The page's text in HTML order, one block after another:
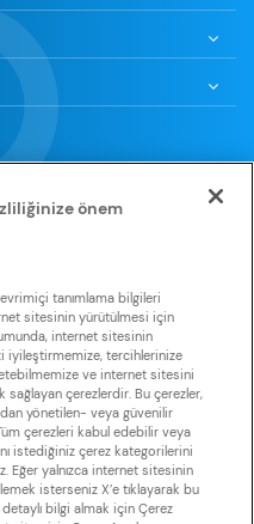
Huawei
Store
metin, grafik görselleri ve
tutmaktadır. Sisal Şans’ın
önem
tanımlama bilgileri
sitesinin yürütülmesi için
internet sitesinin
iyileştirmemize, tercihlerinize
ve internet sitesini
çerezlerdir. Bu çerezler,
yönetilen- veya güvenilir
çerezleri kabul edebilir veya
istediğiniz çerez kategorilerini
Eğer yalnızca internet sitesinin
isterseniz X’e tıklayarak bu
detaylı bilgi almak için Çerez